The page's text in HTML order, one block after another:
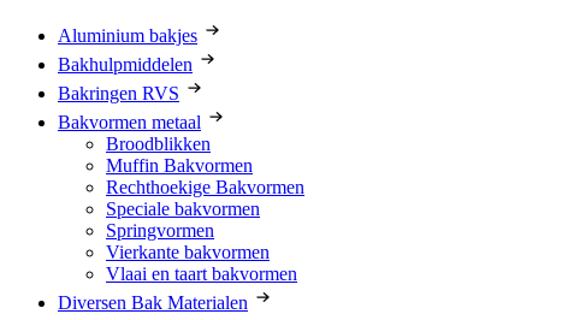
Aluminium bakjes
Bakhulpmiddelen
Bakringen RVS
Bakvormen metaal
Broodblikken
Muffin Bakvormen
Rechthoekige Bakvormen
Speciale bakvormen
Springvormen
Vierkante bakvormen
Vlaai en taart bakvormen
Diversen Bak Materialen